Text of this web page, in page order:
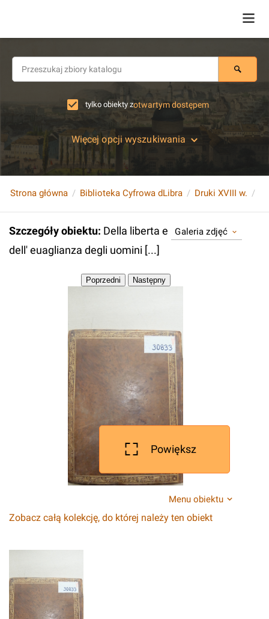
tylko obiekty zotwartym dostępem
Więcej opcji wyszukiwania
Strona główna Biblioteka Cyfrowa dLibra Druki XVIII w.
Szczegóły obiektu: Della liberta e
dell' euaglianza degli uomini [...]
Galeria zdjęć
Powiększ
Menu obiektu
Zobacz całą kolekcję, do której należy ten obiekt